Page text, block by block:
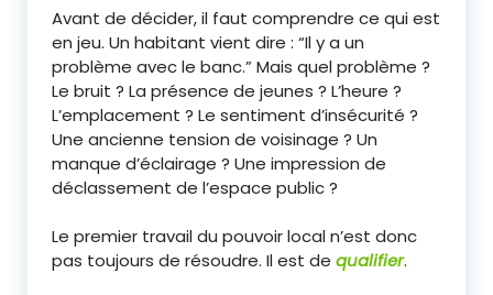
Avant de décider, il faut comprendre ce qui est
en jeu. Un habitant vient dire : “Il y a un
problème avec le banc.” Mais quel problème ?
Le bruit ? La présence de jeunes ? L’heure ?
L’emplacement ? Le sentiment d’insécurité ?
Une ancienne tension de voisinage ? Un
manque d’éclairage ? Une impression de
déclassement de l’espace public ?
Le premier travail du pouvoir local n’est donc
pas toujours de résoudre. Il est de qualifier.